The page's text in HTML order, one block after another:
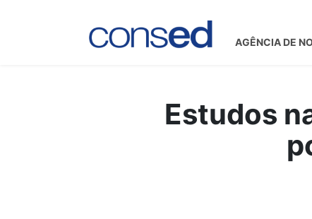
AGÊNCIA DE
Estudos